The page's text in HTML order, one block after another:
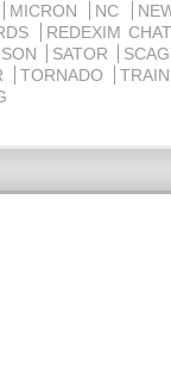
MICRON NC
REDEXIM
SATOR
TORNADO